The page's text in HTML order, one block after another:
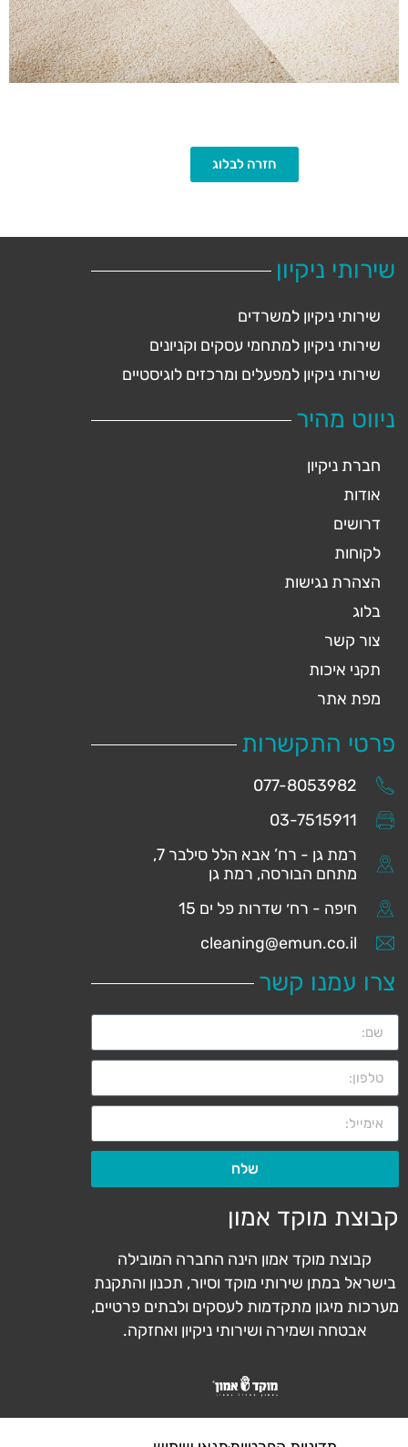
חזרה לבלוג
שירותי ניקיון
שירותי ניקיון למשרדים
שירותי ניקיון למתחמי עסקים וקניונים
שירותי ניקיון למפעלים ומרכזים לוגיסטיים
ניווט מהיר
חברת ניקיון
אודות
דרושים
לקוחות
הצהרת נגישות
בלוג
צור קשר
תקני איכות
מפת אתר
פרטי התקשרות
077-8053982
03-7515911
רמת גן - רח’ אבא הלל סילבר 7,
מתחם הבורסה, רמת גן
חיפה - רח׳ שדרות פל ים 15
cleaning@emun.co.il
צרו עמנו קשר
שלח
קבוצת מוקד אמון
קבוצת מוקד אמון הינה החברה המובילה
בישראל במתן שירותי מוקד וסיור, תכנון והתקנת
מערכות מיגון מתקדמות לעסקים ולבתים פרטיים,
אבטחה ושמירה ושירותי ניקיון ואחזקה.